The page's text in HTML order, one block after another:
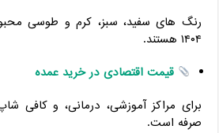
رنگ ‌های سفید، سبز، کرم و طوسی
۱۴۰۴ هستند.
قیمت اقتصادی در خرید عمده
برای مراکز آموزشی، درمانی، و کافی
‌صرفه است.